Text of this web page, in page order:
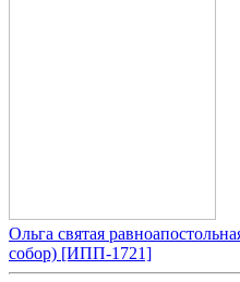
Ольга святая
собор) [ИПП-1721]